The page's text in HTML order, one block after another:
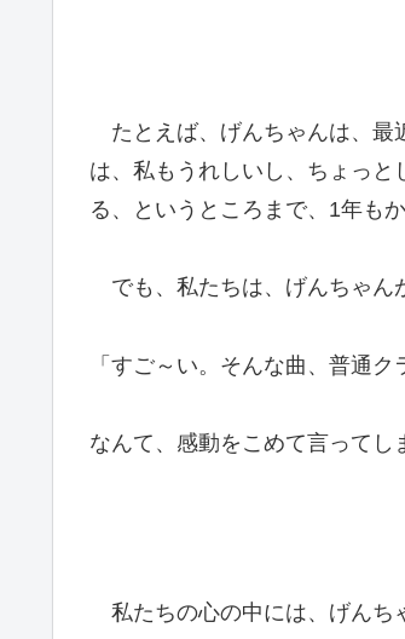
たとえば、げんちゃんは、最
は、私もうれしいし、ちょっ
る、というところまで、1年も
でも、私たちは、げんちゃん
「すご～い。そんな曲、普通
なんて、感動をこめて言ってし
私たちの心の中には、げんち